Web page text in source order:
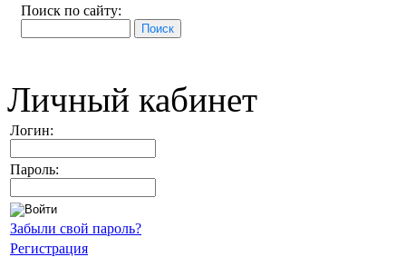
Поиск по сайту:
Личный кабинет
Логин:
Пароль:
Забыли свой пароль?
Регистрация